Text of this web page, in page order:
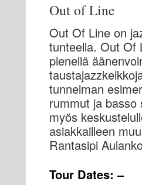
Out of Line
Out Of Line on
tunteella. Out Of
pienellä
tunnelman
rummut ja basso
myös
asiakkailleen
Rantasipi
Tour Dates: –